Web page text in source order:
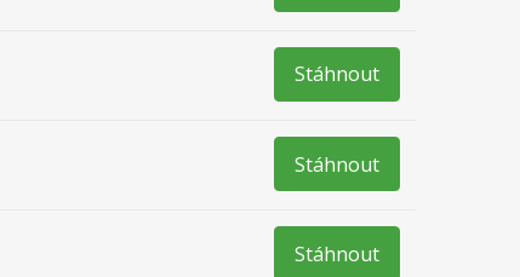
Stáhnout
Stáhnout
Stáhnout